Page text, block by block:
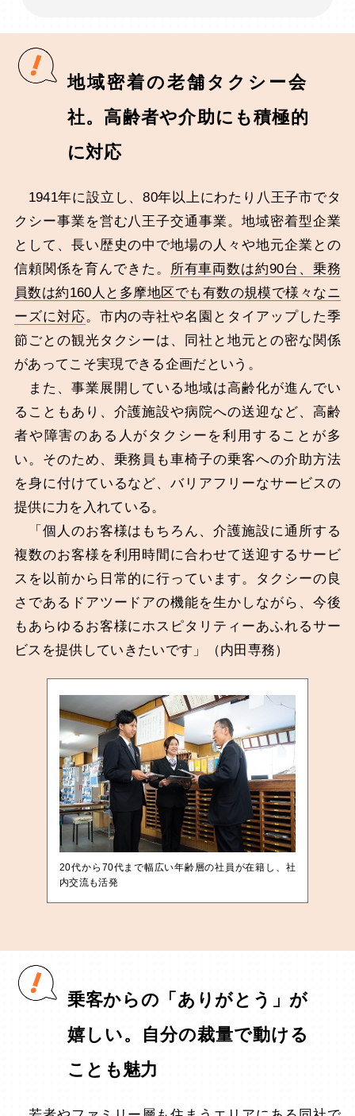
地域密着の老舗タクシー会
社。高齢者や介助にも積極的
に対応
1941年に設立し、80年以上にわたり八王子市でタ
クシー事業を営む八王子交通事業。地域密着型企業
として、長い歴史の中で地場の人々や地元企業との
信頼関係を育んできた。
所有車両数は約90台、乗務
員数は約160人と多摩地区でも有数の規模で様々なニ
ーズに対応。市内の寺社や名園とタイアップした季
節ごとの観光タクシーは、同社と地元との密な関係
があってこそ実現できる企画だという。
また、事業展開している地域は高齢化が進んでい
ることもあり、介護施設や病院への送迎など、高齢
者や障害のある人がタクシーを利用することが多
い。そのため、乗務員も車椅子の乗客への介助方法
を身に付けているなど、バリアフリーなサービスの
提供に力を入れている。
「個人のお客様はもちろん、介護施設に通所する
複数のお客様を利用時間に合わせて送迎するサービ
スを以前から日常的に行っています。タクシーの良
さであるドアツードアの機能を生かしながら、今後
もあらゆるお客様にホスピタリティーあふれるサー
ビスを提供していきたいです」（内田専務）
20代から70代まで幅広い年齢層の社員が在籍し、社
内交流も活発
乗客からの「ありがとう」が
嬉しい。自分の裁量で動ける
ことも魅力